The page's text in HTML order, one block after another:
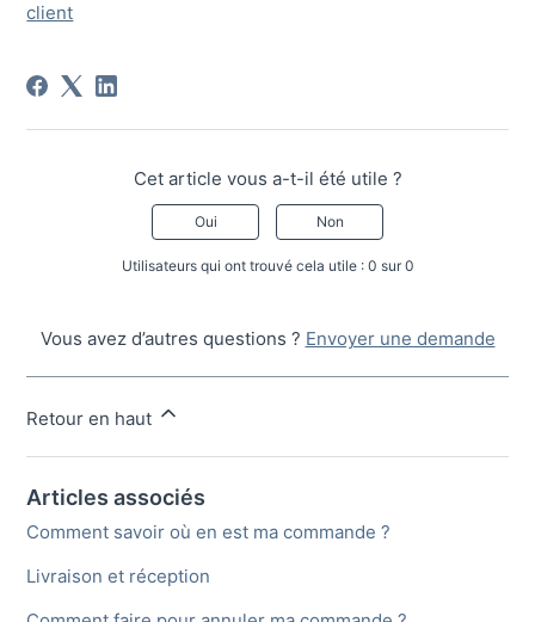
client
Cet article vous a-t-il été utile ?
Oui Non
Utilisateurs qui ont trouvé cela utile : 0 sur 0
Vous avez d’autres questions ? Envoyer une demande
Retour en haut
Articles associés
Comment savoir où en est ma commande ?
Livraison et réception